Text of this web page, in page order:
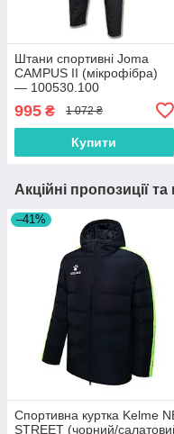
Штани спортивні Joma
CAMPUS II (мікрофібра)
— 100530.100
995 ₴ 1 072 ₴
Купити
Акційні пропозиції
–41%
Спортивна куртка Kelme
STREET (чорний/